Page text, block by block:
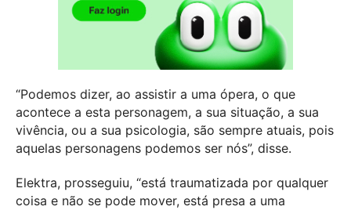
“Podemos dizer, ao assistir a uma ópera, o que
acontece a esta personagem, a sua situação, a sua
vivência, ou a sua psicologia, são sempre atuais, pois
aquelas personagens podemos ser nós”, disse.
Elektra, prosseguiu, “está traumatizada por qualquer
coisa e não se pode mover, está presa a uma